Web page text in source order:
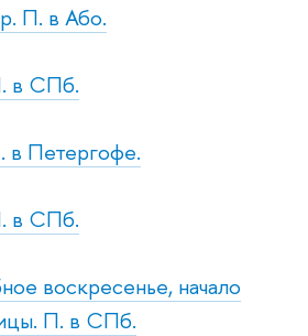
П. в Або.
в СПб.
в Петергофе.
в СПб.
воскресенье, начало
П. в СПб.